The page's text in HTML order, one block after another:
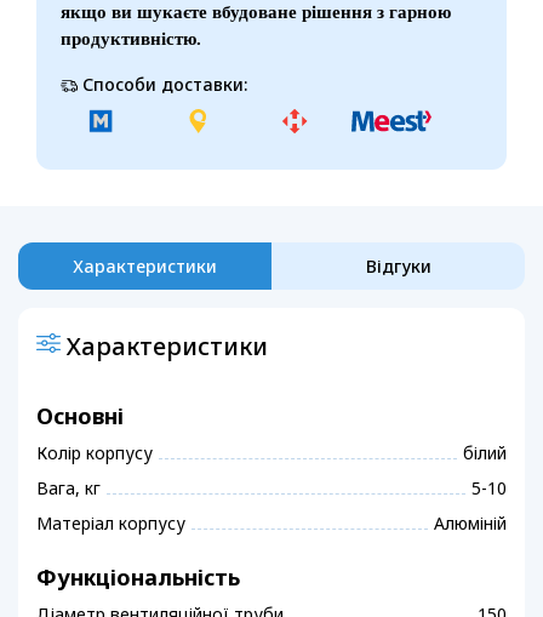
якщо ви шукаєте вбудоване рішення з гарною
продуктивністю.
Способи доставки:
Характеристики Відгуки
Характеристики
Основні
Колір корпусу
білий
Вага, кг
5-10
Матеріал корпусу
Алюміній
Функціональність